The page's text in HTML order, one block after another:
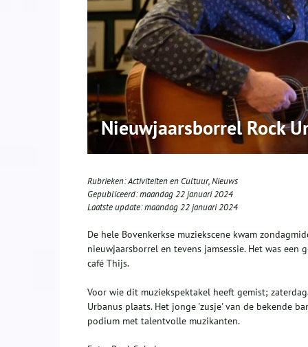
Nieuwjaarsborrel Rock
Rubrieken:Activiteiten en Cultuur,Nieuws
Gepubliceerd:maandag 22 januari 2024
Laatste update:maandag 22 januari 2024
De hele Bovenkerkse muziekscene kwam
nieuwjaarsborrel en tevens jamsessie. Het was een
café Thijs.
Voor wie dit muziekspektakel heeft gemist;
Urbanus plaats. Het jonge 'zusje' van de bekende
podium met talentvolle muzikanten.